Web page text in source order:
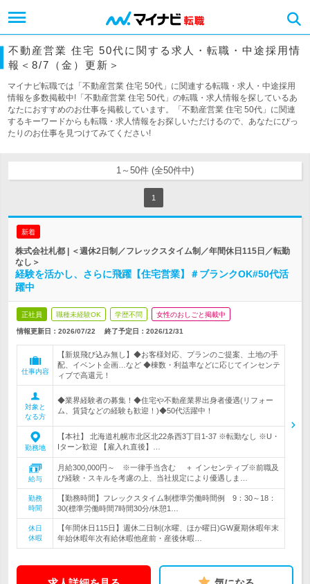
不動産営業 住宅 50代に関する求人・転職・中途採用情
報＜8/7（金）更新＞
マイナビ転職では「不動産営業 住宅 50代」に関連する転職・求人・中途採用
情報を多数掲載中!「不動産営業 住宅 50代」の転職・求人情報を探しているあ
なたにおすすめのお仕事を掲載しています。「不動産営業 住宅 50代」に関連
するキーワードからも転職・求人情報をお探しいただけるので、あなたにぴっ
たりのお仕事を見つけてみてください!
1～50件 (全50件中)
1
新着
株式会社札都 | ＜週休2日制／フレックスタイム制／年間休日115日／転勤
なし＞
経験を活かし、さらに飛躍【住宅営業】＃ブランクOK#50代活
躍中
正社員 職種未経験OK 学歴不問 女性のおしごと掲載中
情報更新日：2026/07/22 終了予定日： 2026/12/31
仕事内容
【新規飛び込み無し】◆お客様対応、プランのご提案、土地の手
配、イベント企画…など ◆棟数・利益率などに応じてインセンテ
ィブで高還元！
対象と
なる方
◆業界経験者の募集！◆住宅や不動産業界出身者優遇(リフォー
ム、賃貸などの経験も歓迎！)◆50代活躍中！
勤務地
【本社】 北海道札幌市北区北22条西3丁目1-37 ※転勤なし ※U・
Iターン歓迎 【雇入れ直後】…
給与
月給300,000円～ ※一律手当含む ＋ インセンティブ※前職及
び経験・スキルを考慮の上、当社規定により優遇しま…
勤務
時間
【勤務時間】フレックスタイム制標準労働時間例 9：30～18：
30(標準労働時間7時間30分/休憩1…
休日
休暇
【年間休日115日】週休二日制(水曜、ほか曜日)GW夏期休暇年末
年始休暇年次有給休暇他産前・産後休暇…